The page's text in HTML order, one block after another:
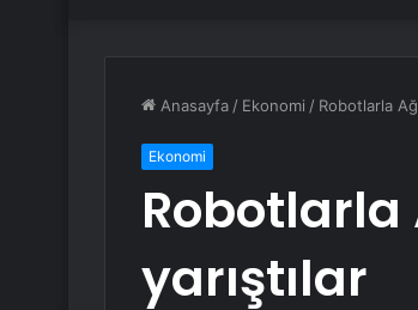
Anasayfa / Ekonomi / Robotlarla
Ekonomi
Robotlarla
yarıştılar